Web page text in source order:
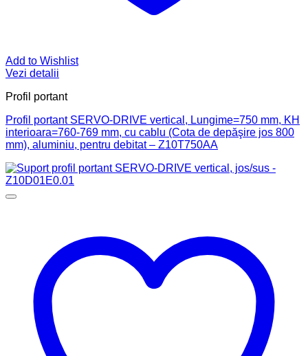
Add to Wishlist
Vezi detalii
Profil portant
Profil portant SERVO-DRIVE vertical, Lungime=750 mm, KH
interioara=760-769 mm, cu cablu (Cota de depăşire jos 800
mm), aluminiu, pentru debitat – Z10T750AA